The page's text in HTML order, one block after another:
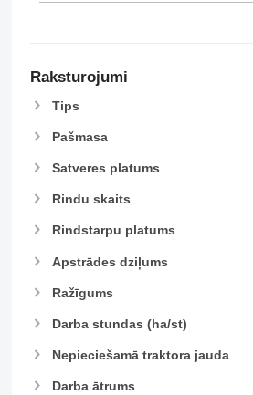
Raksturojumi
Tips
Pašmasa
Satveres platums
Rindu skaits
Rindstarpu platums
Apstrādes dziļums
Ražīgums
Darba stundas (ha/st)
Nepieciešamā traktora jauda
Darba ātrums